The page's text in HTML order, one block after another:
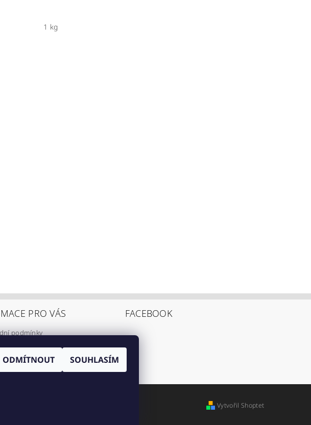
1 kg
PRO VÁS
podmínky
o přepravě
nám
FACEBOOK
Vytvořil Shoptet
ODMÍTNOUT SOUHLASÍM